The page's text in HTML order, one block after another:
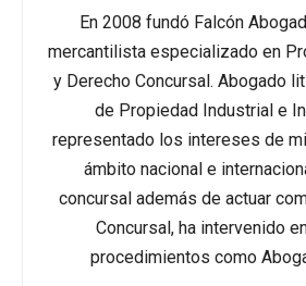
En 2008 fundó Falcón
mercantilista especializado en
y Derecho Concursal. Abogado
de Propiedad Industrial e
representado los intereses de
ámbito nacional e
concursal además de actuar
Concursal, ha intervenido
procedimientos como